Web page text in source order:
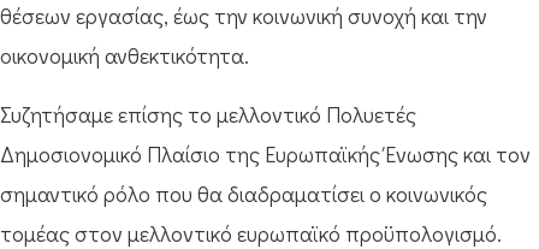
θέσεων εργασίας, έως την κοινωνική συνοχή και την
οικονομική ανθεκτικότητα.
Συζητήσαμε επίσης το μελλοντικό Πολυετές
Δημοσιονομικό Πλαίσιο της Ευρωπαϊκής Ένωσης και τον
σημαντικό ρόλο που θα διαδραματίσει ο κοινωνικός
τομέας στον μελλοντικό ευρωπαϊκό προϋπολογισμό.